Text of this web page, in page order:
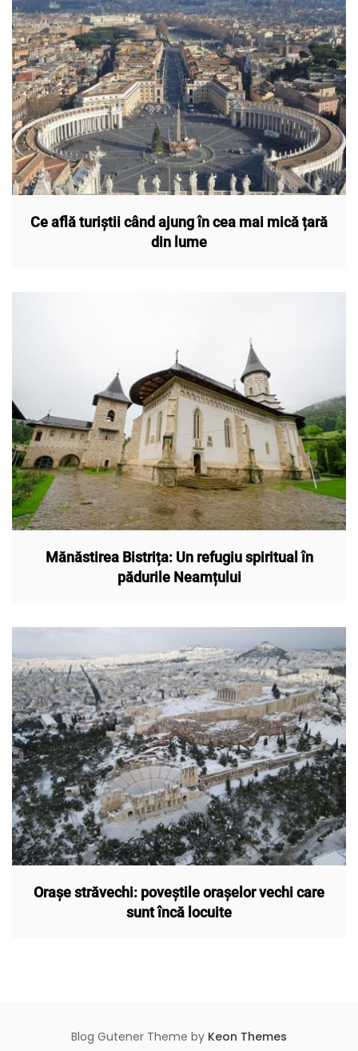
Ce află turiștii când ajung în cea mai mică țară
din lume
Mănăstirea Bistrița: Un refugiu spiritual în
pădurile Neamțului
Orașe străvechi: poveștile orașelor vechi care
sunt încă locuite
Blog Gutener Theme by Keon Themes